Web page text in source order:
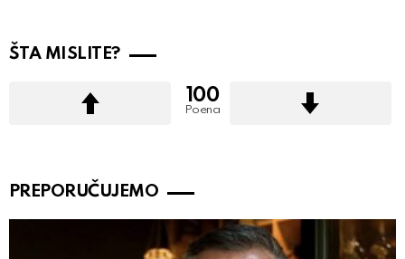
ŠTA MISLITE?
100
Poena
PREPORUČUJEMO